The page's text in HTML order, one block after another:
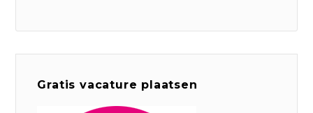
Gratis vacature plaatsen